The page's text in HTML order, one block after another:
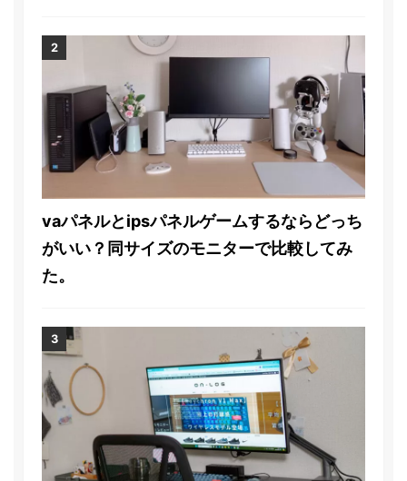
vaパネルとipsパネルゲームするならどっち
がいい？同サイズのモニターで比較してみ
た。